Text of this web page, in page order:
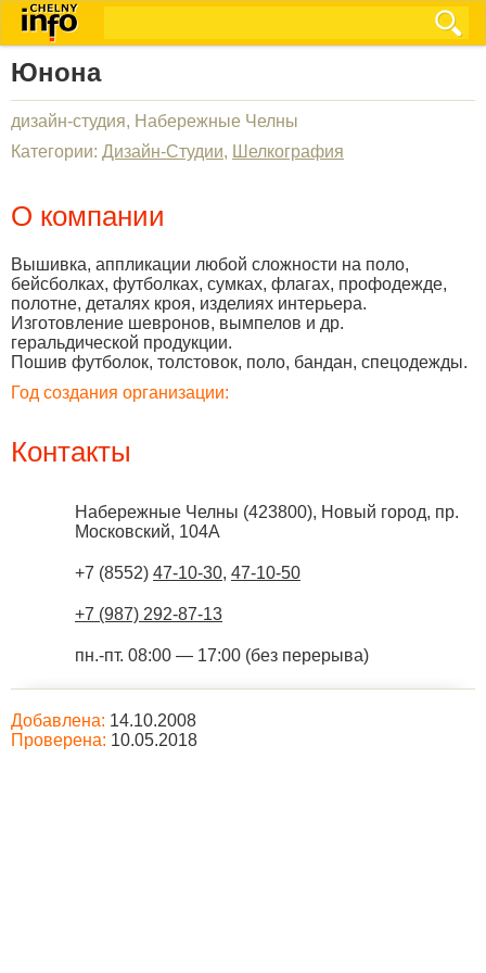
Юнона
дизайн-студия, Набережные Челны
Категории: Дизайн-Студии, Шелкография
О компании
Вышивка, аппликации любой сложности на поло,
бейсболках, футболках, сумках, флагах, профодежде,
полотне, деталях кроя, изделиях интерьера.
Изготовление шевронов, вымпелов и др.
геральдической продукции.
Пошив футболок, толстовок, поло, бандан, спецодежды.
Год создания организации:
Контакты
Набережные Челны (423800), Новый город, пр.
Московский, 104А
+7 (8552) 47-10-30, 47-10-50
+7 (987) 292-87-13
пн.-пт. 08:00 — 17:00 (без перерыва)
Добавлена: 14.10.2008
Проверена: 10.05.2018